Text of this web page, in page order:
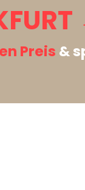
Preis &